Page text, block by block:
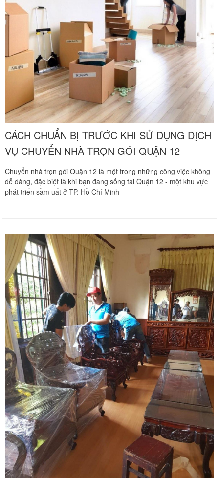
CÁCH CHUẨN BỊ TRƯỚC KHI SỬ DỤNG DỊCH
VỤ CHUYỂN NHÀ TRỌN GÓI QUẬN 12
Chuyển nhà trọn gói Quận 12 là một trong những công việc không
dễ dàng, đặc biệt là khi bạn đang sống tại Quận 12 - một khu vực
phát triển sầm uất ở TP. Hồ Chí Minh